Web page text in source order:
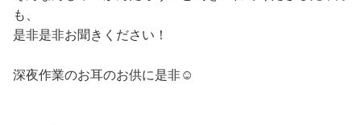
も、​
是非是非お聞きください！​
深夜作業のお耳のお供に是非☺️​